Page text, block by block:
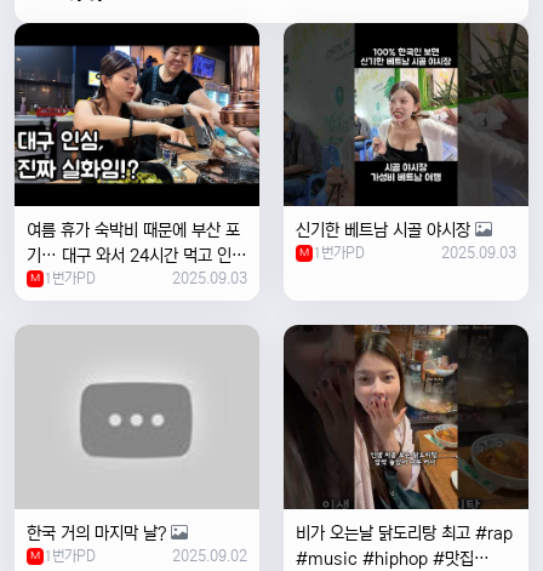
여름 휴가 숙박비 때문에 부산 포
기… 대구 와서 24시간 먹고 인생
위로받았습니다
M 1번가PD 2025.09.03
신기한 베트남 시골 야시장
M 1번가PD 2025.09.03
한국 거의 마지막 날?
M 1번가PD 2025.09.02
비가 오는날 ￼닭도리탕 최고 #rap
#music #hiphop #맛집